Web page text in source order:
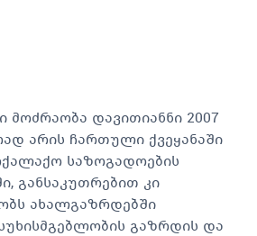
დავითიანნი 2007
არის ჩართული ქვეყანაში
საზოგადოების
განსაკუთრებით კი
ახალგაზრდებში
გაზრდის და